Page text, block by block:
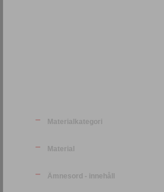
Materialkategori
Material
Ämnesord - innehåll